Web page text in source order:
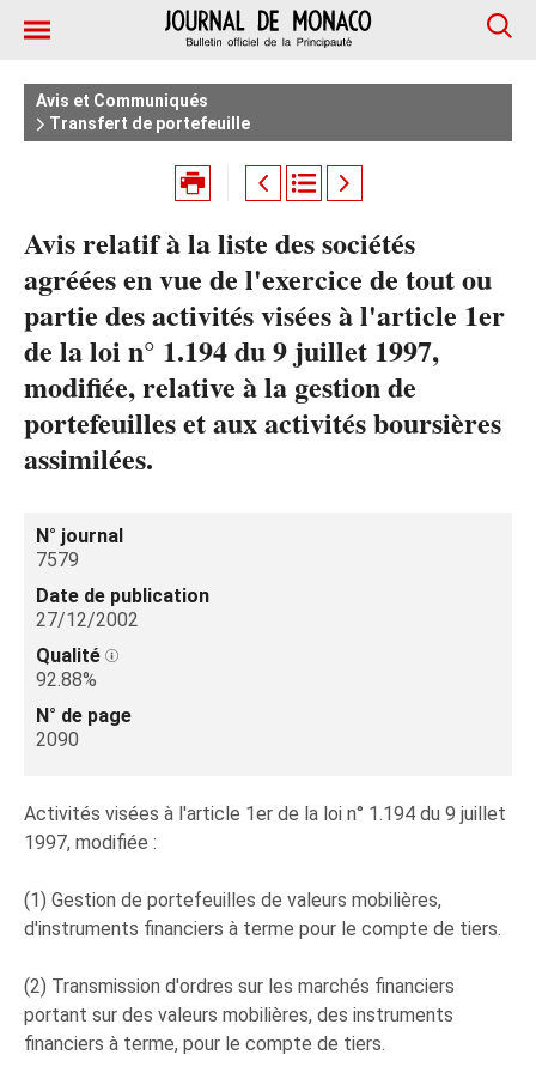
Avis et Communiqués
Transfert de portefeuille
Avis relatif à la liste des sociétés
agréées en vue de l'exercice de tout ou
partie des activités visées à l'article 1er
de la loi n° 1.194 du 9 juillet 1997,
modifiée, relative à la gestion de
portefeuilles et aux activités boursières
assimilées.
N° journal
7579
Date de publication
27/12/2002
Qualité
92.88%
N° de page
2090
Activités visées à l'article 1er de la loi n° 1.194 du 9 juillet
1997, modifiée :
(1) Gestion de portefeuilles de valeurs mobilières,
d'instruments financiers à terme pour le compte de tiers.
(2) Transmission d'ordres sur les marchés financiers
portant sur des valeurs mobilières, des instruments
financiers à terme, pour le compte de tiers.